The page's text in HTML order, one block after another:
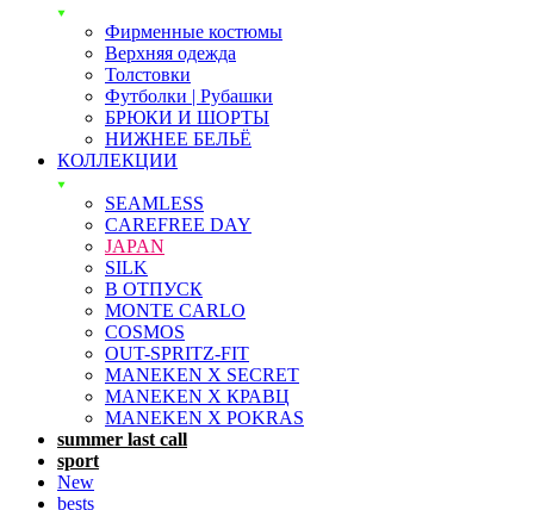
Фирменные костюмы
Верхняя одежда
Толстовки
Футболки | Рубашки
БРЮКИ И ШОРТЫ
НИЖНЕЕ БЕЛЬЁ
КОЛЛЕКЦИИ
SEAMLESS
CAREFREE DAY
JAPAN
SILK
В ОТПУСК
MONTE CARLO
COSMOS
OUT-SPRITZ-FIT
MANEKEN X SECRET
MANEKEN X КРАВЦ
MANEKEN X POKRAS
summer last call
sport
New
bests